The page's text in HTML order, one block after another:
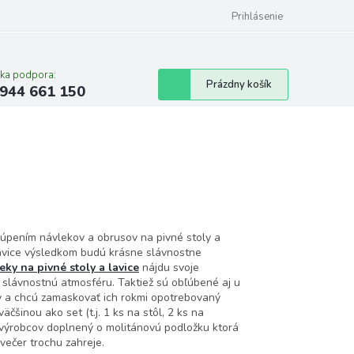
Prihlásenie
podpora:
661 150
Nákupný
košík
Prázdny košík
návlekov a obrusov na pivné stoly a
výsledkom budú krásne slávnostne
na pivné stoly a lavice nájdu svoje
atmosféru. Taktiež sú obľúbené aj u
chcú zamaskovať ich rokmi opotrebovaný
ako set (t.j. 1 ks na stôl, 2 ks na
doplnený o molitánovú podložku ktorá
trochu zahreje.